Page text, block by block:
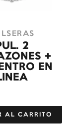
2
+
EN
AL CARRITO